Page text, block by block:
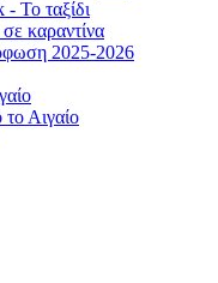
Το ταξίδι
σε καραντίνα
2025-2026
Αιγαίο